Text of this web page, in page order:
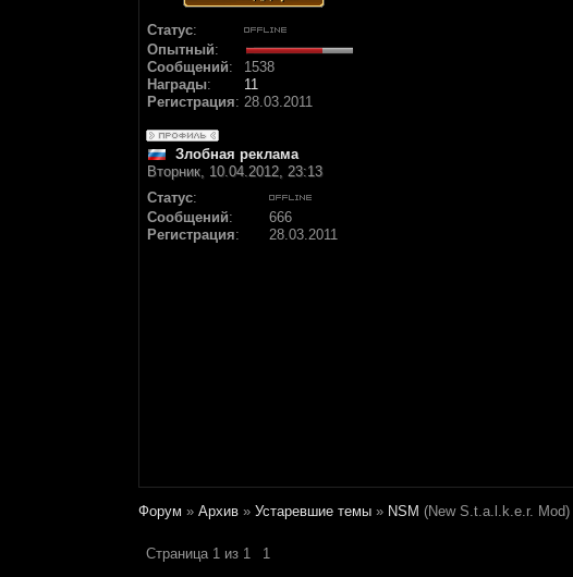
Статус:
Опытный:
Сообщений:
1538
Награды:
11
Регистрация: 28.03.2011
Злобная реклама
Вторник, 10.04.2012, 23:13
Статус:
Сообщений:
666
Регистрация: 28.03.2011
Форум » Архив » Устаревшие темы » NSM (New S.t.a.l.k.e.r. Mod)
Страница 1 из 1 1